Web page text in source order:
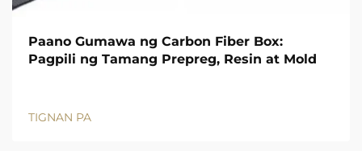
Paano Gumawa ng Carbon Fiber Box:
Pagpili ng Tamang Prepreg, Resin at Mold
TIGNAN PA